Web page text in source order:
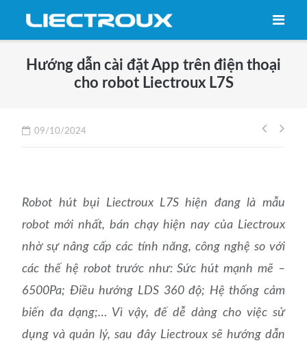
Hướng dẫn cài đặt App trên điện thoại
cho robot Liectroux L7S
09/10/2024
Điều
Robot hút bụi Liectroux L7S hiện đang là mẫu
robot mới nhất, bán chạy hiện nay của Liectroux
nhờ sự nâng cấp các tính năng, công nghệ so với
các thế hệ robot trước như: Sức hút mạnh mẽ –
6500Pa; Điều hướng LDS 360 độ; Hệ thống cảm
biến đa dạng;… Vì vậy, đế dễ dàng cho việc sử
dụng và quản lý, sau đây Liectroux sẽ hướng dẫn